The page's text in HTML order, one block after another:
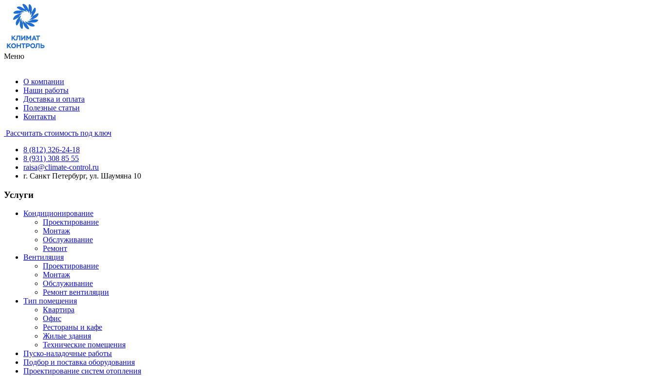
Меню
О компании
Наши работы
Доставка и оплата
Полезные статьи
Контакты
Рассчитать стоимость под ключ
8 (812) 326-24-18
8 (931) 308 85 55
raisa@climate-control.ru
г. Санкт Петербург, ул. Шаумяна 10
Услуги
Кондиционирование
Проектирование
Монтаж
Обслуживание
Ремонт
Вентиляция
Проектирование
Монтаж
Обслуживание
Ремонт вентиляции
Тип помещения
Квартира
Офис
Рестораны и кафе
Жилые здания
Технические помещения
Пуско-наладочные работы
Подбор и поставка оборудования
Проектирование систем отопления